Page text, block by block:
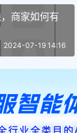
商家如何有
2024-07-19 14:16